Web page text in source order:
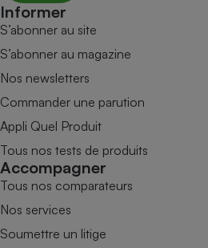
Informer
S’abonner au site
S’abonner au magazine
Nos newsletters
Commander une parution
Appli Quel Produit
Tous nos tests de produits
Accompagner
Tous nos comparateurs
Nos services
Soumettre un litige